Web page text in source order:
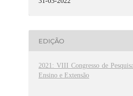
EDIÇÃO
2021: VIII Congresso de
Ensino e Extensão